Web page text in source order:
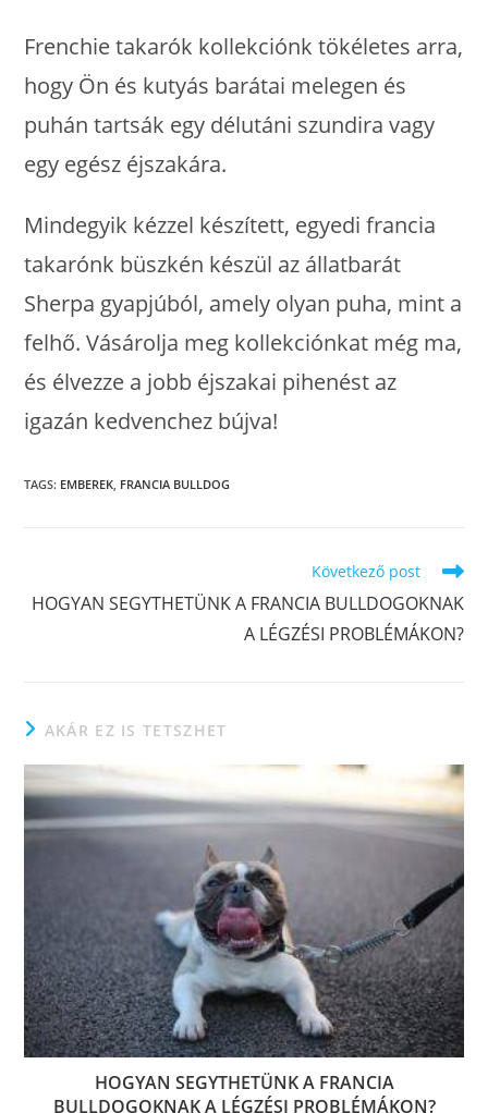
Frenchie takarók kollekciónk tökéletes arra,
hogy Ön és kutyás barátai melegen és
puhán tartsák egy délutáni szundira vagy
egy egész éjszakára.
Mindegyik kézzel készített, egyedi francia
takarónk büszkén készül az állatbarát
Sherpa gyapjúból, amely olyan puha, mint a
felhő. Vásárolja meg kollekciónkat még ma,
és élvezze a jobb éjszakai pihenést az
igazán kedvenchez bújva!
TAGS: EMBEREK, FRANCIA BULLDOG
Következő post
HOGYAN SEGYTHETÜNK A FRANCIA BULLDOGOKNAK
A LÉGZÉSI PROBLÉMÁKON?
AKÁR EZ IS TETSZHET
HOGYAN SEGYTHETÜNK A FRANCIA
BULLDOGOKNAK A LÉGZÉSI PROBLÉMÁKON?